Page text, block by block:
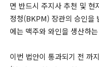
면 반드시 주지사 추천 및 현
정청(BKPM) 장관의 승인을
에는 맥주와 와인을 생산하
이번 법안이 통과되기 전 까